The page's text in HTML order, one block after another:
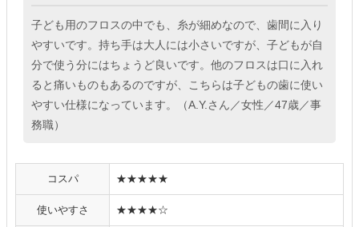
子ども用のフロスの中でも、糸が細めなので、歯間に入り
やすいです。持ち手は大人には小さいですが、子どもが自
分で使う分にはちょうど良いです。他のフロスは口に入れ
ると痛いものもあるのですが、こちらは子どもの歯に使い
やすい仕様になっています。（A.Y.さん／女性／47歳／事
務職）
コスパ ★★★★★
使いやすさ ★★★★☆